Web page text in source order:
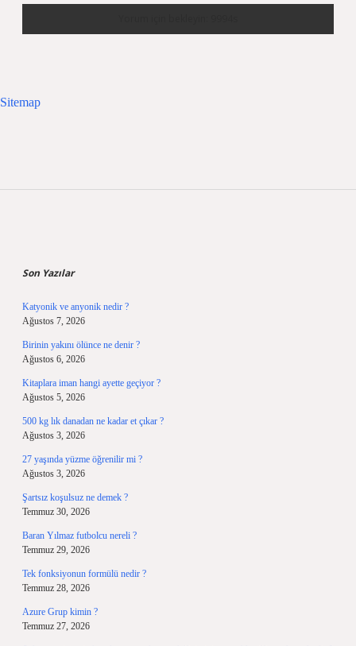
Sitemap
Son Yazılar
Katyonik ve anyonik nedir ?
Ağustos 7, 2026
Birinin yakını ölünce ne denir ?
Ağustos 6, 2026
Kitaplara iman hangi ayette geçiyor ?
Ağustos 5, 2026
500 kg lık danadan ne kadar et çıkar ?
Ağustos 3, 2026
27 yaşında yüzme öğrenilir mi ?
Ağustos 3, 2026
Şartsız koşulsuz ne demek ?
Temmuz 30, 2026
Baran Yılmaz futbolcu nereli ?
Temmuz 29, 2026
Tek fonksiyonun formülü nedir ?
Temmuz 28, 2026
Azure Grup kimin ?
Temmuz 27, 2026